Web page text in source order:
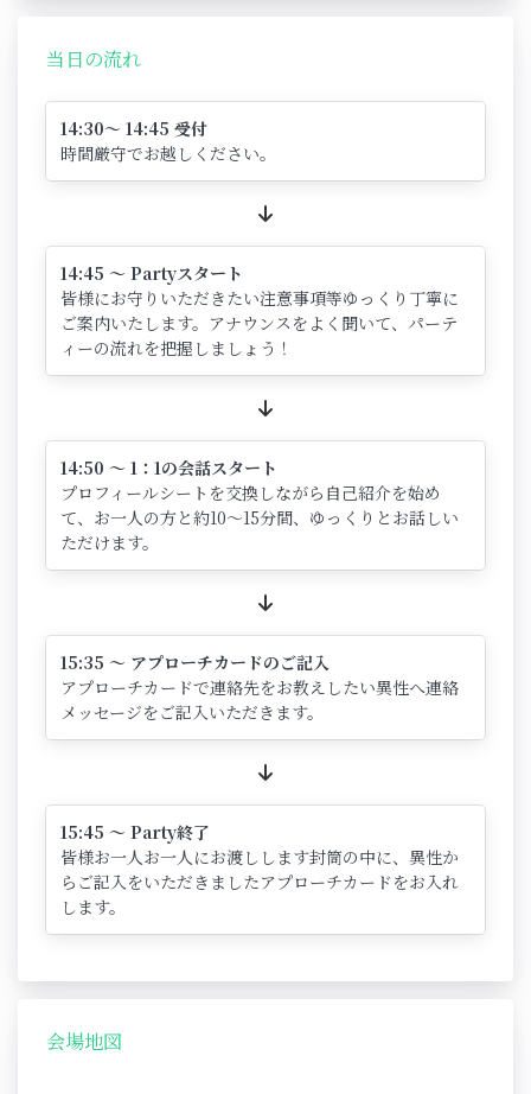
当日の流れ
14:30～ 14:45 受付
時間厳守でお越しください。
14:45 ～ Partyスタート
皆様にお守りいただきたい注意事項等ゆっくり丁寧に
ご案内いたします。アナウンスをよく聞いて、パーテ
ィーの流れを把握しましょう！
14:50 ～ 1：1の会話スタート
プロフィールシートを交換しながら自己紹介を始め
て、お一人の方と約10～15分間、ゆっくりとお話しい
ただけます。
15:35 ～ アプローチカードのご記入
アプローチカードで連絡先をお教えしたい異性へ連絡
メッセージをご記入いただきます。
15:45 ～ Party終了
皆様お一人お一人にお渡しします封筒の中に、異性か
らご記入をいただきましたアプローチカードをお入れ
します。
会場地図